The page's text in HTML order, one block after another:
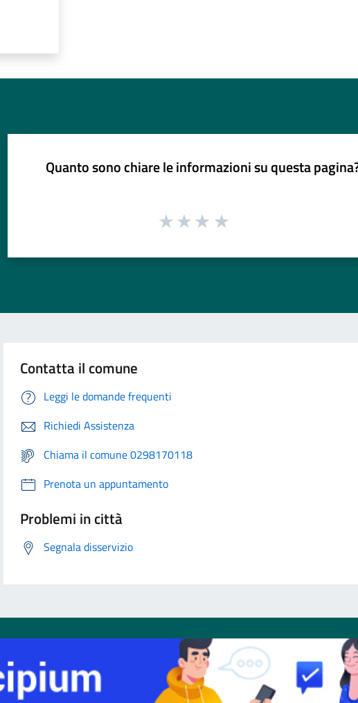
Quanto sono chiare le informazioni su questa
Contatta il comune
Leggi le domande frequenti
Richiedi Assistenza
Chiama il comune 0298170118
Prenota un appuntamento
Problemi in città
Segnala disservizio